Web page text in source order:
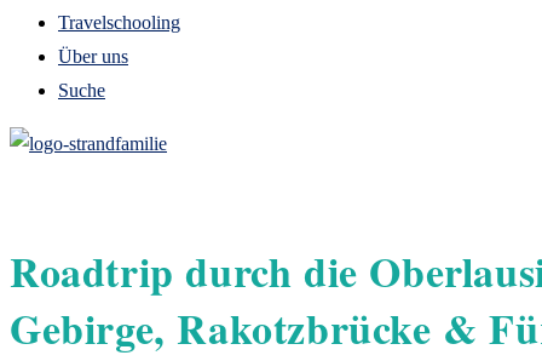
Travelschooling
Über uns
Suche
Roadtrip durch die
Gebirge, Rakotzbrücke &